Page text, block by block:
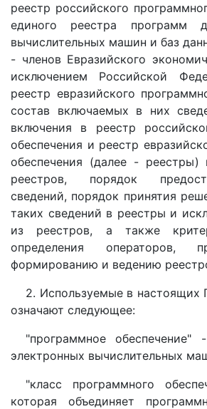
реестр российского
единого реестра программ
вычислительных машин и баз
- членов Евразийского
исключением Российской
реестр евразийского
состав включаемых в них
включения в реестр
обеспечения и реестр
обеспечения (далее -
реестров, порядок
сведений, порядок принятия
таких сведений в реестры и
из реестров, а также
определения операторов,
формированию и ведению
2. Используемые в настоящих
означают следующее:
"программное
электронных вычислительных
"класс программного
которая объединяет